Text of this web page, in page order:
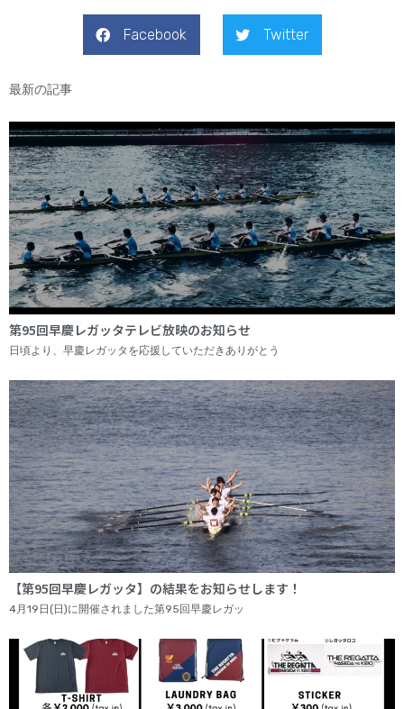
Facebook Twitter
最新の記事
第95回早慶レガッタテレビ放映のお知らせ
日頃より、早慶レガッタを応援していただきありがとう
【第95回早慶レガッタ】の結果をお知らせします！
4月19日(日)に開催されました第95回早慶レガッ